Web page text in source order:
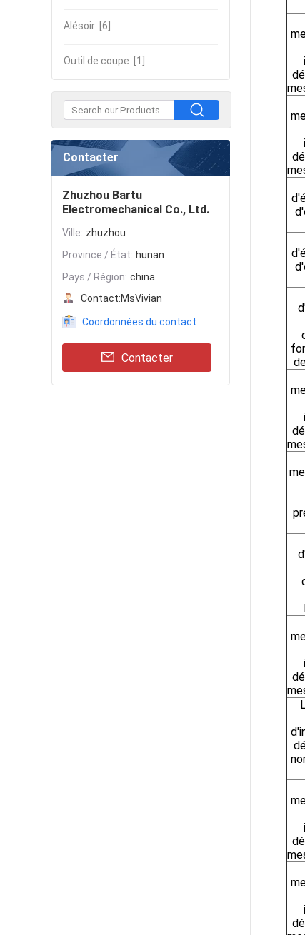
Alésoir [6]
Outil de coupe [1]
Contacter
Zhuzhou Bartu
Electromechanical Co., Ltd.
Ville: zhuzhou
Province / État: hunan
Pays / Région: china
Contact:MsVivian
Coordonnées du contact
Contacter